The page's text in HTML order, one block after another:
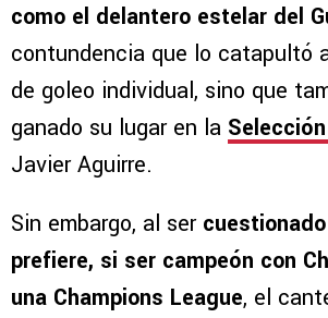
como el delantero estelar del
contundencia que lo catapultó
de goleo individual, sino que
ganado su lugar en la
Javier Aguirre.
Sin embargo, al ser
prefiere, si ser campeón con
una Champions League, el